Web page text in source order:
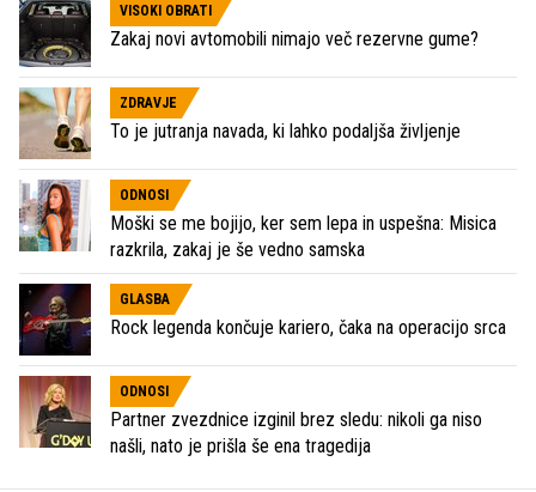
VISOKI OBRATI
Zakaj novi avtomobili nimajo več rezervne gume?
ZDRAVJE
To je jutranja navada, ki lahko podaljša življenje
ODNOSI
Moški se me bojijo, ker sem lepa in uspešna: Misica
razkrila, zakaj je še vedno samska
GLASBA
Rock legenda končuje kariero, čaka na operacijo srca
ODNOSI
Partner zvezdnice izginil brez sledu: nikoli ga niso
našli, nato je prišla še ena tragedija